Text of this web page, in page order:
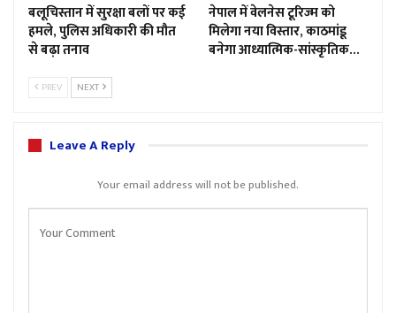
बलूचिस्तान में सुरक्षा बलों पर कई
हमले, पुलिस अधिकारी की मौत
से बढ़ा तनाव
नेपाल में वेलनेस टूरिज्म को
मिलेगा नया विस्तार, काठमांडू
बनेगा आध्यात्मिक-सांस्कृतिक…
PREV NEXT
Leave A Reply
Your email address will not be published.